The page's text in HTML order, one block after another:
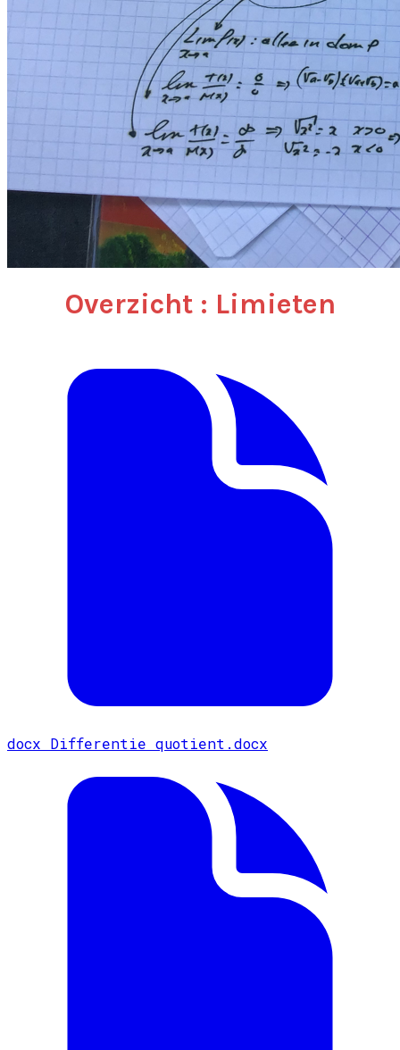
Overzicht : Limieten
docx Differentie quotient.docx